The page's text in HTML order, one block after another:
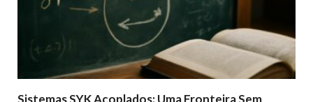
Sistemas SYK Acoplados: Uma Fronteira Sem